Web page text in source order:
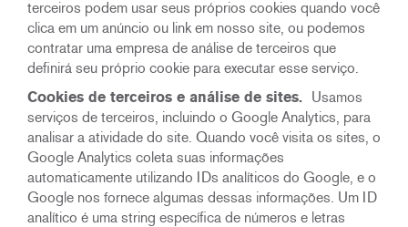
terceiros podem usar seus próprios cookies quando você
clica em um anúncio ou link em nosso site, ou podemos
contratar uma empresa de análise de terceiros que
definirá seu próprio cookie para executar esse serviço.
Cookies de terceiros e análise de sites. Usamos
serviços de terceiros, incluindo o Google Analytics, para
analisar a atividade do site. Quando você visita os sites, o
Google Analytics coleta suas informações
automaticamente utilizando IDs analíticos do Google, e o
Google nos fornece algumas dessas informações. Um ID
analítico é uma string específica de números e letras